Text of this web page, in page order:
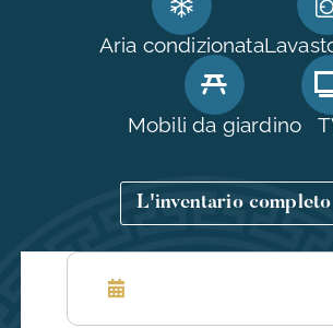
Aria condizionata
Mobili da giardino
L'inventario completo